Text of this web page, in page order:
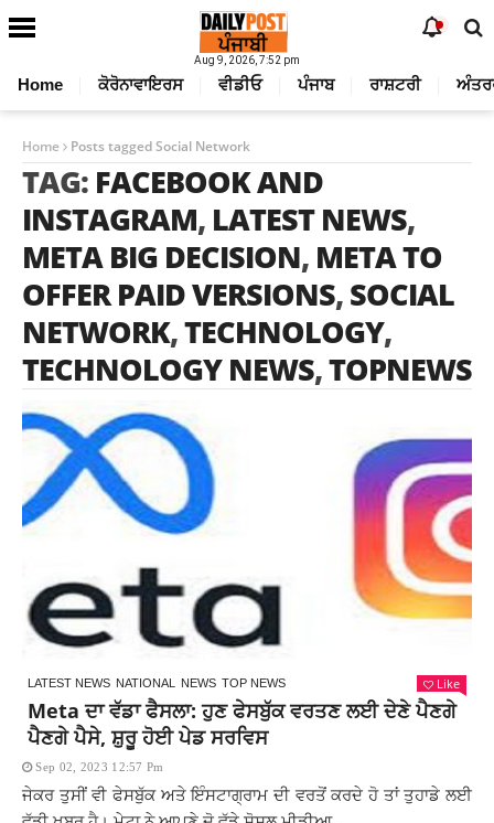
Aug 9, 2026, 7:52 pm
Home ਕੋਰੋਨਾਵਾਇਰਸ ਵੀਡੀਓ ਪੰਜਾਬ ਰਾਸ਼ਟਰੀ
Home Posts tagged Social Network
TAG: FACEBOOK AND
INSTAGRAM, LATEST NEWS,
META BIG DECISION, META TO
OFFER PAID VERSIONS,SOCIAL
NETWORK,TECHNOLOGY,
TECHNOLOGY NEWS,TOPNEWS
LATEST NEWS NATIONAL NEWS TOP NEWS Like
Meta ਦਾ ਵੱਡਾ ਫੈਸਲਾ: ਹੁਣ ਫੇਸਬੁੱਕ ਵਰਤਣ ਲਈ ਦੇਣੇ ਪੈਣਗੇ
ਪੈਣਗੇ ਪੈਸੇ, ਸ਼ੁਰੂ ਹੋਈ ਪੇਡ ਸਰਵਿਸ
Sep 02, 2023 12:57 Pm
ਜੇਕਰ ਤੁਸੀਂ ਵੀ ਫੇਸਬੁੱਕ ਅਤੇ ਇੰਸਟਾਗ੍ਰਾਮ ਦੀ ਵਰਤੋਂ ਕਰਦੇ ਹੋ ਤਾਂ ਤੁਹਾਡੇ ਲਈ